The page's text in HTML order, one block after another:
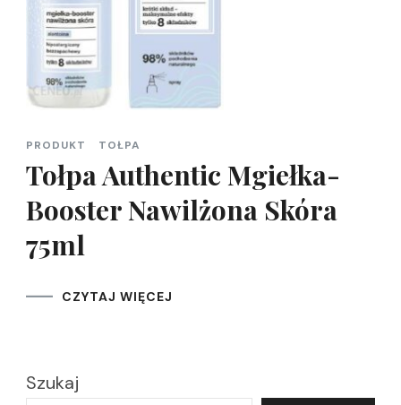
PRODUKT TOŁPA
Tołpa Authentic Mgiełka-
Booster Nawilżona Skóra
75ml
CZYTAJ WIĘCEJ
Szukaj